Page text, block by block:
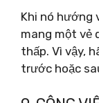
Khi nó hướng
mang một vẻ
thấp. Vì vậy,
trước hoặc